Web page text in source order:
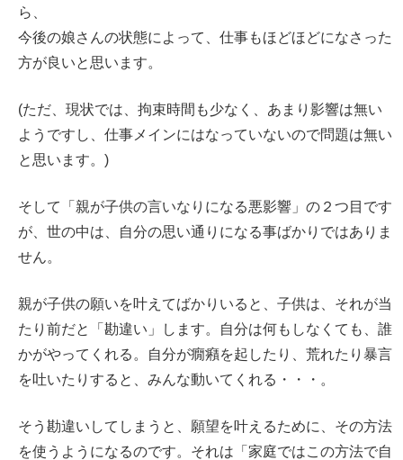
ら、
今後の娘さんの状態によって、仕事もほどほどになさった
方が良いと思います。
(ただ、現状では、拘束時間も少なく、あまり影響は無い
ようですし、仕事メインにはなっていないので問題は無い
と思います。)
そして「親が子供の言いなりになる悪影響」の２つ目です
が、世の中は、自分の思い通りになる事ばかりではありま
せん。
親が子供の願いを叶えてばかりいると、子供は、それが当
たり前だと「勘違い」します。自分は何もしなくても、誰
かがやってくれる。自分が癇癪を起したり、荒れたり暴言
を吐いたりすると、みんな動いてくれる・・・。
そう勘違いしてしまうと、願望を叶えるために、その方法
を使うようになるのです。それは「家庭ではこの方法で自